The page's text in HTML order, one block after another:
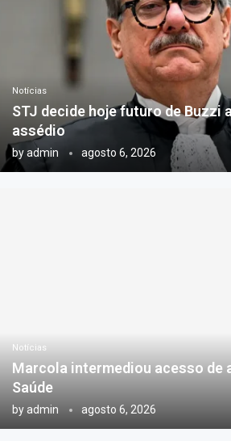
Notícias
STJ decide hoje futuro de Buzzi
assédio
byadmin agosto 6, 2026
Notícias
Marcola intermediou acesso de
Saúde
byadmin agosto 6, 2026